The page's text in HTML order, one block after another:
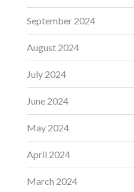
September 2024
August 2024
July 2024
June 2024
May 2024
April 2024
March 2024